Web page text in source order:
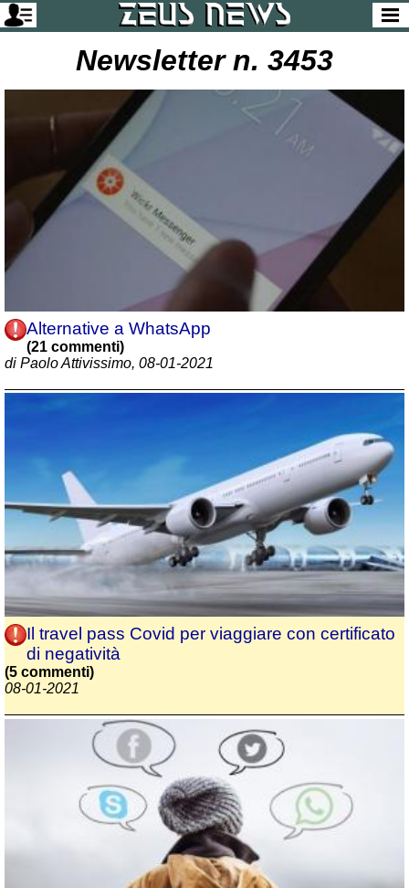
Newsletter n. 3453
Alternative a WhatsApp
(21 commenti)
di Paolo Attivissimo, 08-01-2021
Il travel pass Covid per viaggiare con certificato
di negatività
(5 commenti)
08-01-2021